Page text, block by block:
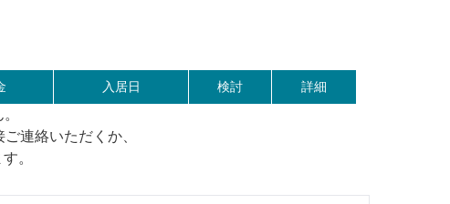
入居日 検討 詳細
連絡いただくか、
。